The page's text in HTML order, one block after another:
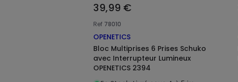
39,99 €
Ref 78010
OPENETICS
Bloc Multiprises 6 Prises Schuko
avec Interrupteur Lumineux
OPENETICS 2394